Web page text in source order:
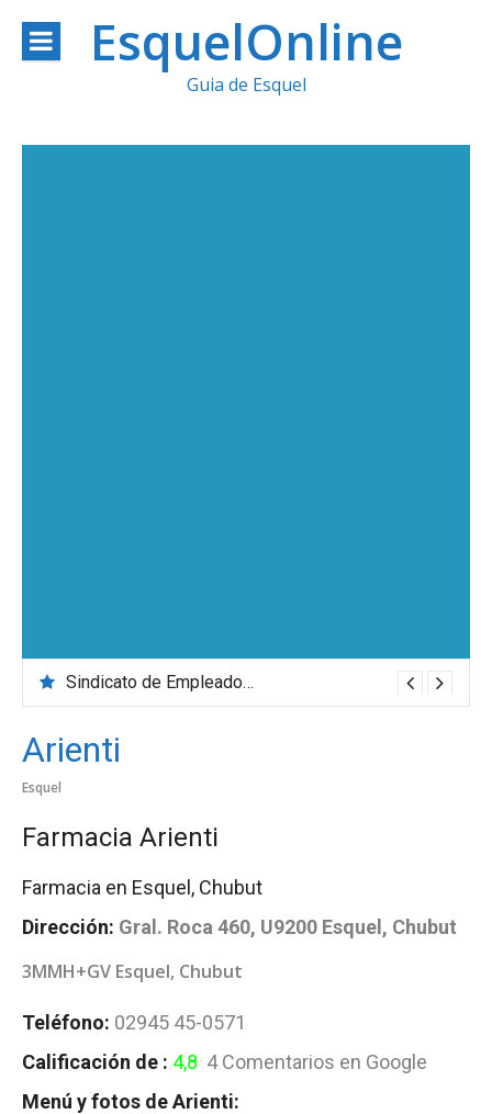
EsquelOnline
Guia de Esquel
Sindicato de Empleados de Comercio
Arienti
Esquel
Farmacia Arienti
Farmacia en Esquel, Chubut
Dirección: Gral. Roca 460, U9200 Esquel, Chubut
3MMH+GV Esquel, Chubut
Teléfono: 02945 45-0571
Calificación de : 4,8 4 Comentarios en Google
Menú y fotos de Arienti: